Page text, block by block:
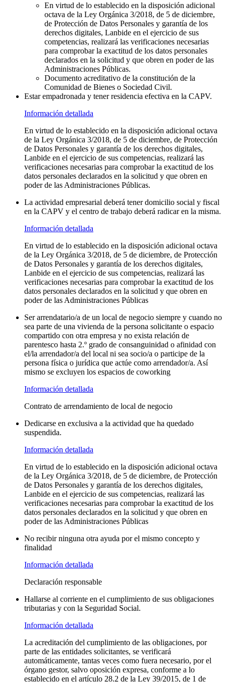
En virtud de lo establecido en la disposición adicional
octava de la Ley Orgánica 3/2018, de 5 de diciembre,
de Protección de Datos Personales y garantía de los
derechos digitales, Lanbide en el ejercicio de sus
competencias, realizará las verificaciones necesarias
para comprobar la exactitud de los datos personales
declarados en la solicitud y que obren en poder de las
Administraciones Públicas.
Documento acreditativo de la constitución de la
Comunidad de Bienes o Sociedad Civil.
Estar empadronada y tener residencia efectiva en la CAPV.
Información detallada
En virtud de lo establecido en la disposición adicional octava
de la Ley Orgánica 3/2018, de 5 de diciembre, de Protección
de Datos Personales y garantía de los derechos digitales,
Lanbide en el ejercicio de sus competencias, realizará las
verificaciones necesarias para comprobar la exactitud de los
datos personales declarados en la solicitud y que obren en
poder de las Administraciones Públicas.
La actividad empresarial deberá tener domicilio social y fiscal
en la CAPV y el centro de trabajo deberá radicar en la misma.
Información detallada
En virtud de lo establecido en la disposición adicional octava
de la Ley Orgánica 3/2018, de 5 de diciembre, de Protección
de Datos Personales y garantía de los derechos digitales,
Lanbide en el ejercicio de sus competencias, realizará las
verificaciones necesarias para comprobar la exactitud de los
datos personales declarados en la solicitud y que obren en
poder de las Administraciones Públicas
Ser arrendatario/a de un local de negocio siempre y cuando no
sea parte de una vivienda de la persona solicitante o espacio
compartido con otra empresa y no exista relación de
parentesco hasta 2.º grado de consanguinidad o afinidad con
el/la arrendador/a del local ni sea socio/a o participe de la
persona física o jurídica que actúe como arrendador/a. Así
mismo se excluyen los espacios de coworking
Información detallada
Contrato de arrendamiento de local de negocio
Dedicarse en exclusiva a la actividad que ha quedado
suspendida.
Información detallada
En virtud de lo establecido en la disposición adicional octava
de la Ley Orgánica 3/2018, de 5 de diciembre, de Protección
de Datos Personales y garantía de los derechos digitales,
Lanbide en el ejercicio de sus competencias, realizará las
verificaciones necesarias para comprobar la exactitud de los
datos personales declarados en la solicitud y que obren en
poder de las Administraciones Públicas
No recibir ninguna otra ayuda por el mismo concepto y
finalidad
Información detallada
Declaración responsable
Hallarse al corriente en el cumplimiento de sus obligaciones
tributarias y con la Seguridad Social.
Información detallada
La acreditación del cumplimiento de las obligaciones, por
parte de las entidades solicitantes, se verificará
automáticamente, tantas veces como fuera necesario, por el
órgano gestor, salvo oposición expresa, conforme a lo
establecido en el artículo 28.2 de la Ley 39/2015, de 1 de